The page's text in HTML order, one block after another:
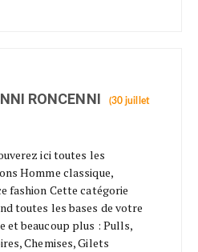
RONCENNI (30 juillet
ici toutes les
Homme classique,
fashion Cette catégorie
toutes les bases de votre
et beaucoup plus : Pulls,
Chemises, Gilets